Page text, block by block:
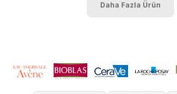
Daha Fazla Ürün